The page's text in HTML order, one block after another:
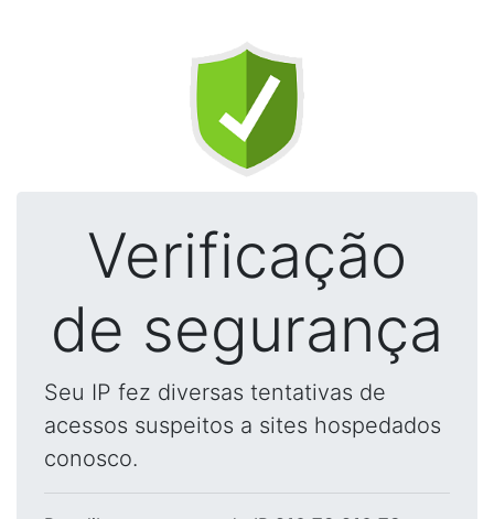
Verificação
de segurança
Seu IP fez diversas tentativas de
acessos suspeitos a sites hospedados
conosco.